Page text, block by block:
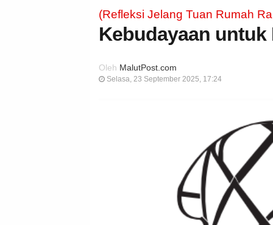
(Refleksi Jelang Tuan Rumah
Kebudayaan untuk
Oleh MalutPost.com
Selasa, 23 September 2025, 17:24